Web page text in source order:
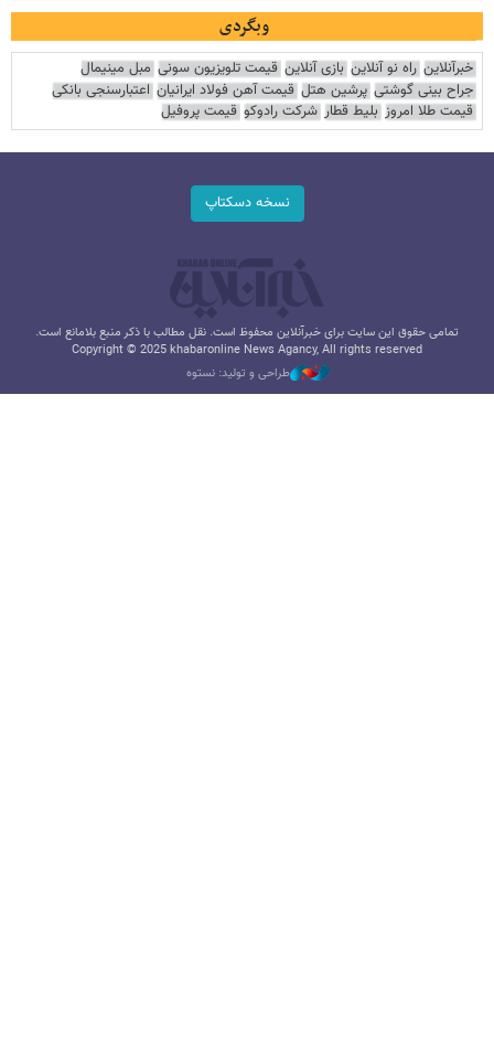
وبگردی
خبرآنلاین راه نو آنلاین بازی آنلاین قیمت تلویزیون سونی مبل مینیمال
جراح بینی گوشتی پرشین هتل قیمت آهن فولاد ایرانیان اعتبارسنجی بانکی
قیمت طلا امروز بلیط قطار شرکت رادوکو قیمت پروفیل
نسخه دسکتاپ
تمامی حقوق این سایت برای خبرآنلاین محفوظ است. نقل مطالب با ذکر منبع بلامانع است.
Copyright © 2025 khabaronline News Agancy, All rights reserved
طراحی و تولید: نستوه